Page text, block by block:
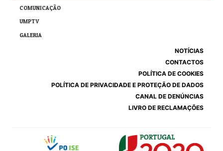
COMUNICAÇÃO
UMPTV
GALERIA
NOTÍCIAS
CONTACTOS
POLÍTICA DE COOKIES
POLÍTICA DE PRIVACIDADE E PROTEÇÃO DE DADOS
CANAL DE DENÚNCIAS
LIVRO DE RECLAMAÇÕES